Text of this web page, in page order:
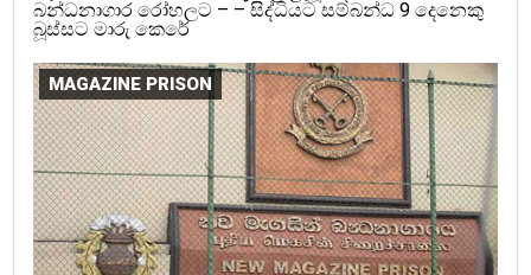
බන්ධනාගාර රෝහලට – – සිද්ධියට සම්බන්ධ 9 දෙනෙකු
බූස්සට මාරු කෙරේ
MAGAZINE PRISON